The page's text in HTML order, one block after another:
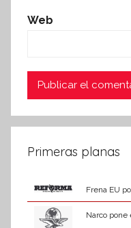
Web
Primeras planas
Frena EU
Narco pone